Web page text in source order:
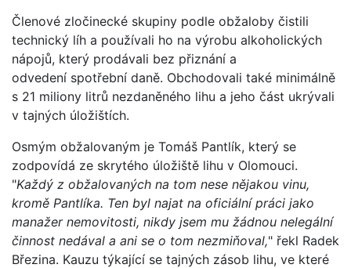
Členové zločinecké skupiny podle obžaloby čistili
technický líh a používali ho na výrobu alkoholických
nápojů, který prodávali bez přiznání a
odvedení spotřební daně. Obchodovali také minimálně
s 21 miliony litrů nezdaněného lihu a jeho část ukrývali
v tajných úložištích.
Osmým obžalovaným je Tomáš Pantlík, který se
zodpovídá ze skrytého úložiště lihu v Olomouci.
"Každý z obžalovaných na tom nese nějakou vinu,
kromě Pantlíka. Ten byl najat na oficiální práci jako
manažer nemovitosti, nikdy jsem mu žádnou nelegální
činnost nedával a ani se o tom nezmiňoval," řekl Radek
Březina. Kauzu týkající se tajných zásob lihu, ve které